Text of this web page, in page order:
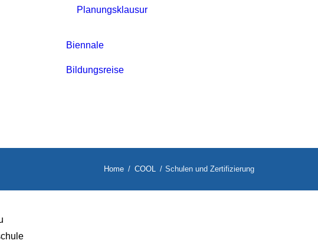
Planungsklausur
Biennale
Bildungsreise
Home COOL Schulen und Zertifizierung